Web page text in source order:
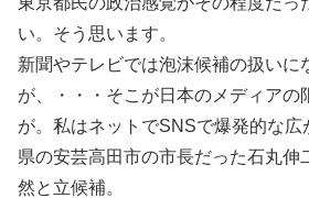
い。そう思います。
新聞やテレビでは泡沫候補の扱いに
が、・・・そこが日本のメディアの
が。私はネットでSNSで爆発的な広
県の安芸高田市の市長だった石丸伸
然と立候補。